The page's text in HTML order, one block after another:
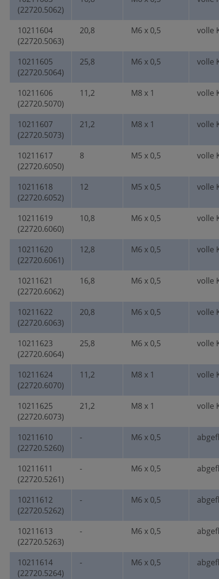
(22720.5062)
10211604
(22720.5063)
20,8 M6 x 0,5 volle
10211605
(22720.5064)
25,8 M6 x 0,5 volle
10211606
(22720.5070)
11,2 M8 x 1 volle
10211607
(22720.5073)
21,2 M8 x 1 volle
10211617
(22720.6050)
8 M5 x 0,5 volle
10211618
(22720.6052)
12 M5 x 0,5 volle
10211619
(22720.6060)
10,8 M6 x 0,5 volle
10211620
(22720.6061)
12,8 M6 x 0,5 volle
10211621
(22720.6062)
16,8 M6 x 0,5 volle
10211622
(22720.6063)
20,8 M6 x 0,5 volle
10211623
(22720.6064)
25,8 M6 x 0,5 volle
10211624
(22720.6070)
11,2 M8 x 1 volle
10211625
(22720.6073)
21,2 M8 x 1 volle
10211610
(22720.5260)
- M6 x 0,5
10211611
(22720.5261)
- M6 x 0,5
10211612
(22720.5262)
- M6 x 0,5
10211613
(22720.5263)
- M6 x 0,5
10211614
(22720.5264)
- M6 x 0,5